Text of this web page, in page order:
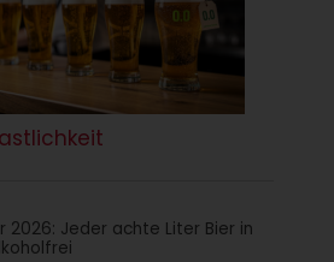
2026: Jeder achte Liter Bier in